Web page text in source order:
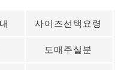
사이즈선택요령
도매주실분